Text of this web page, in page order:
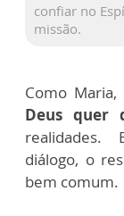
confiar no
missão.
Como Maria,
Deus quer
realidades.
diálogo, o
bem comum.